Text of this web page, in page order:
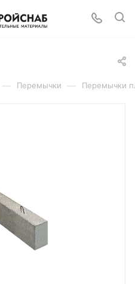
— Перемычки — Перемычки